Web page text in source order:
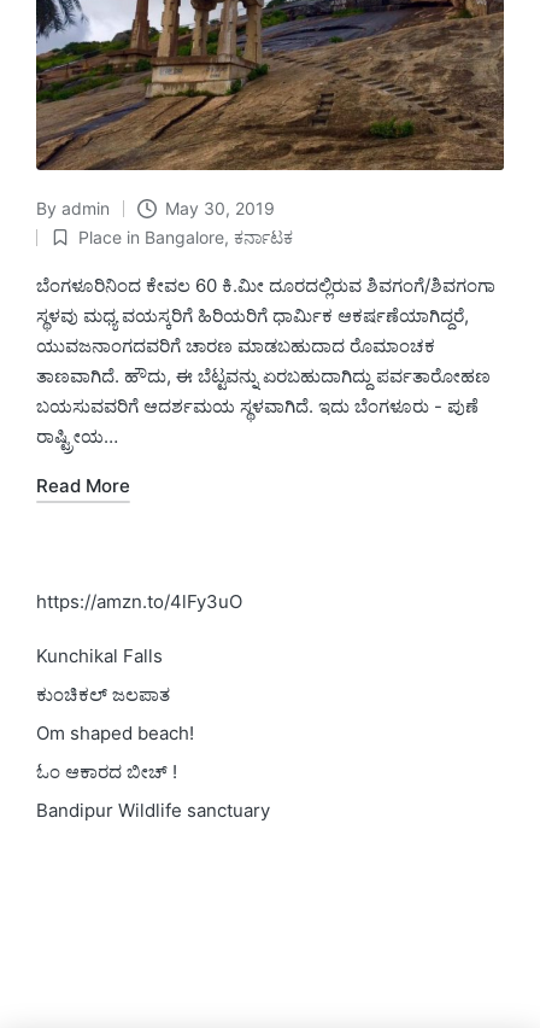
Posted
by
By admin May 30, 2019
Posted
in
Place in Bangalore, ಕರ್ನಾಟಕ
ಬೆಂಗಳೂರಿನಿಂದ ಕೇವಲ 60 ಕಿ.ಮೀ ದೂರದಲ್ಲಿರುವ ಶಿವಗಂಗೆ/ಶಿವಗಂಗಾ
ಸ್ಥಳವು ಮಧ್ಯ ವಯಸ್ಕರಿಗೆ ಹಿರಿಯರಿಗೆ ಧಾರ್ಮಿಕ ಆಕರ್ಷಣೆಯಾಗಿದ್ದರೆ,
ಯುವಜನಾಂಗದವರಿಗೆ ಚಾರಣ ಮಾಡಬಹುದಾದ ರೊಮಾಂಚಕ
ತಾಣವಾಗಿದೆ. ಹೌದು, ಈ ಬೆಟ್ಟವನ್ನು ಏರಬಹುದಾಗಿದ್ದು ಪರ್ವತಾರೋಹಣ
ಬಯಸುವವರಿಗೆ ಆದರ್ಶಮಯ ಸ್ಥಳವಾಗಿದೆ. ಇದು ಬೆಂಗಳೂರು - ಪುಣೆ
ರಾಷ್ಟ್ರೀಯ…
Read More
https://amzn.to/4lFy3uO
Kunchikal Falls
ಕುಂಚಿಕಲ್ ಜಲಪಾತ
Om shaped beach!
ಓಂ ಆಕಾರದ ಬೀಚ್ !
Bandipur Wildlife sanctuary